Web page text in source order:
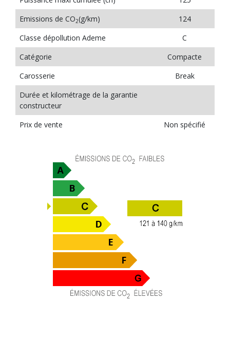
Emissions de CO2(g/km)
124
Classe dépollution Ademe
C
Catégorie
Compacte
Carosserie
Break
Durée et kilométrage de la garantie
constructeur
Prix de vente
Non spécifié